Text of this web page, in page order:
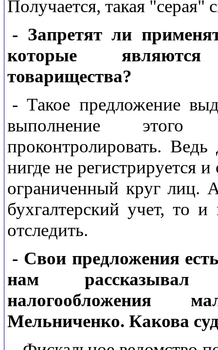
Получается, такая "серая"
- Запретят ли
которые являются
товарищества?
- Такое предложение
выполнение
проконтролировать. Ведь
нигде не регистрируется
ограниченный круг лиц.
бухгалтерский учет, то
отследить.
- Свои предложения
нам рассказывал
налогообложения
Мельниченко. Какова